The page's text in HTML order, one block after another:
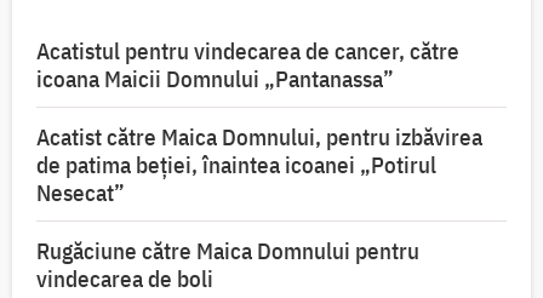
Acatistul pentru vindecarea de cancer, către
icoana Maicii Domnului „Pantanassa”
Acatist către Maica Domnului, pentru izbăvirea
de patima beției, înaintea icoanei „Potirul
Nesecat”
Rugăciune către Maica Domnului pentru
vindecarea de boli